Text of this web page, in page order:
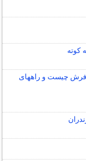
کوته
فرش چیست و راههای